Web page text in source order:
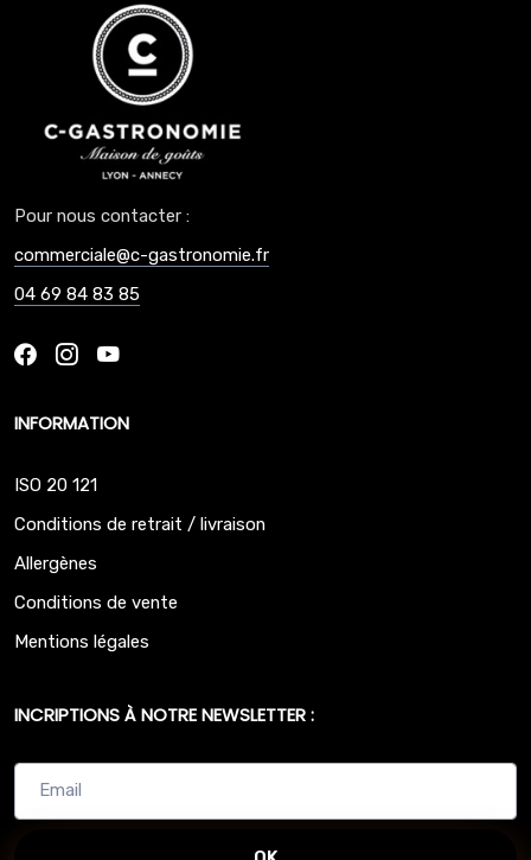
Pour nous contacter :
commerciale@c-gastronomie.fr
04 69 84 83 85
INFORMATION
ISO 20 121
Conditions de retrait / livraison
Allergènes
Conditions de vente
Mentions légales
INCRIPTIONS À NOTRE NEWSLETTER :